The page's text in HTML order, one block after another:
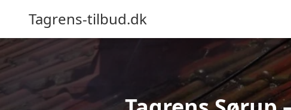
Tagrens-tilbud.dk